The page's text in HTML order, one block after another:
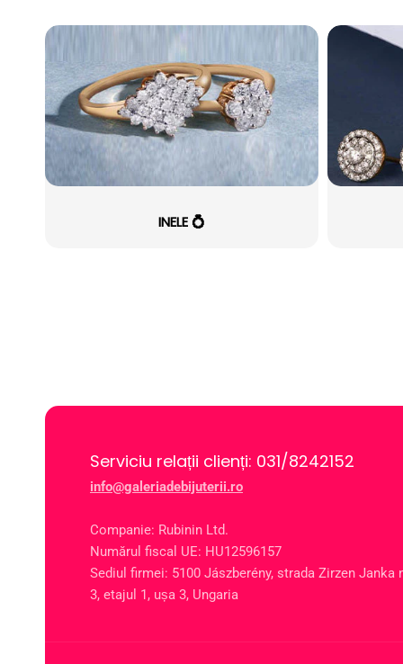
INELE 💍
Serviciu relații clienți: 031/8242152
info@galeriadebijuterii.ro
Companie: Rubinin Ltd.
Numărul fiscal UE: HU12596157
Sediul firmei: 5100 Jászberény, strada Zirzen Janka
3, etajul 1, ușa 3, Ungaria